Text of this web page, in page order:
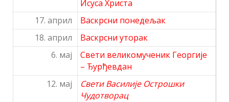
Исуса Христа
17. април
Васкрсни понедељак
18. април
Васкрсни уторак
6. мај
Свети великомученик Георгије
– Ђурђевдан
12. мај
Свети Василије Острошки
Чудотворац